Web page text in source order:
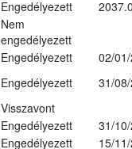
Engedélyezett
Nem
engedélyezett
Engedélyezett
02/
Engedélyezett
31/
Visszavont
Engedélyezett
31/
Engedélyezett
15/